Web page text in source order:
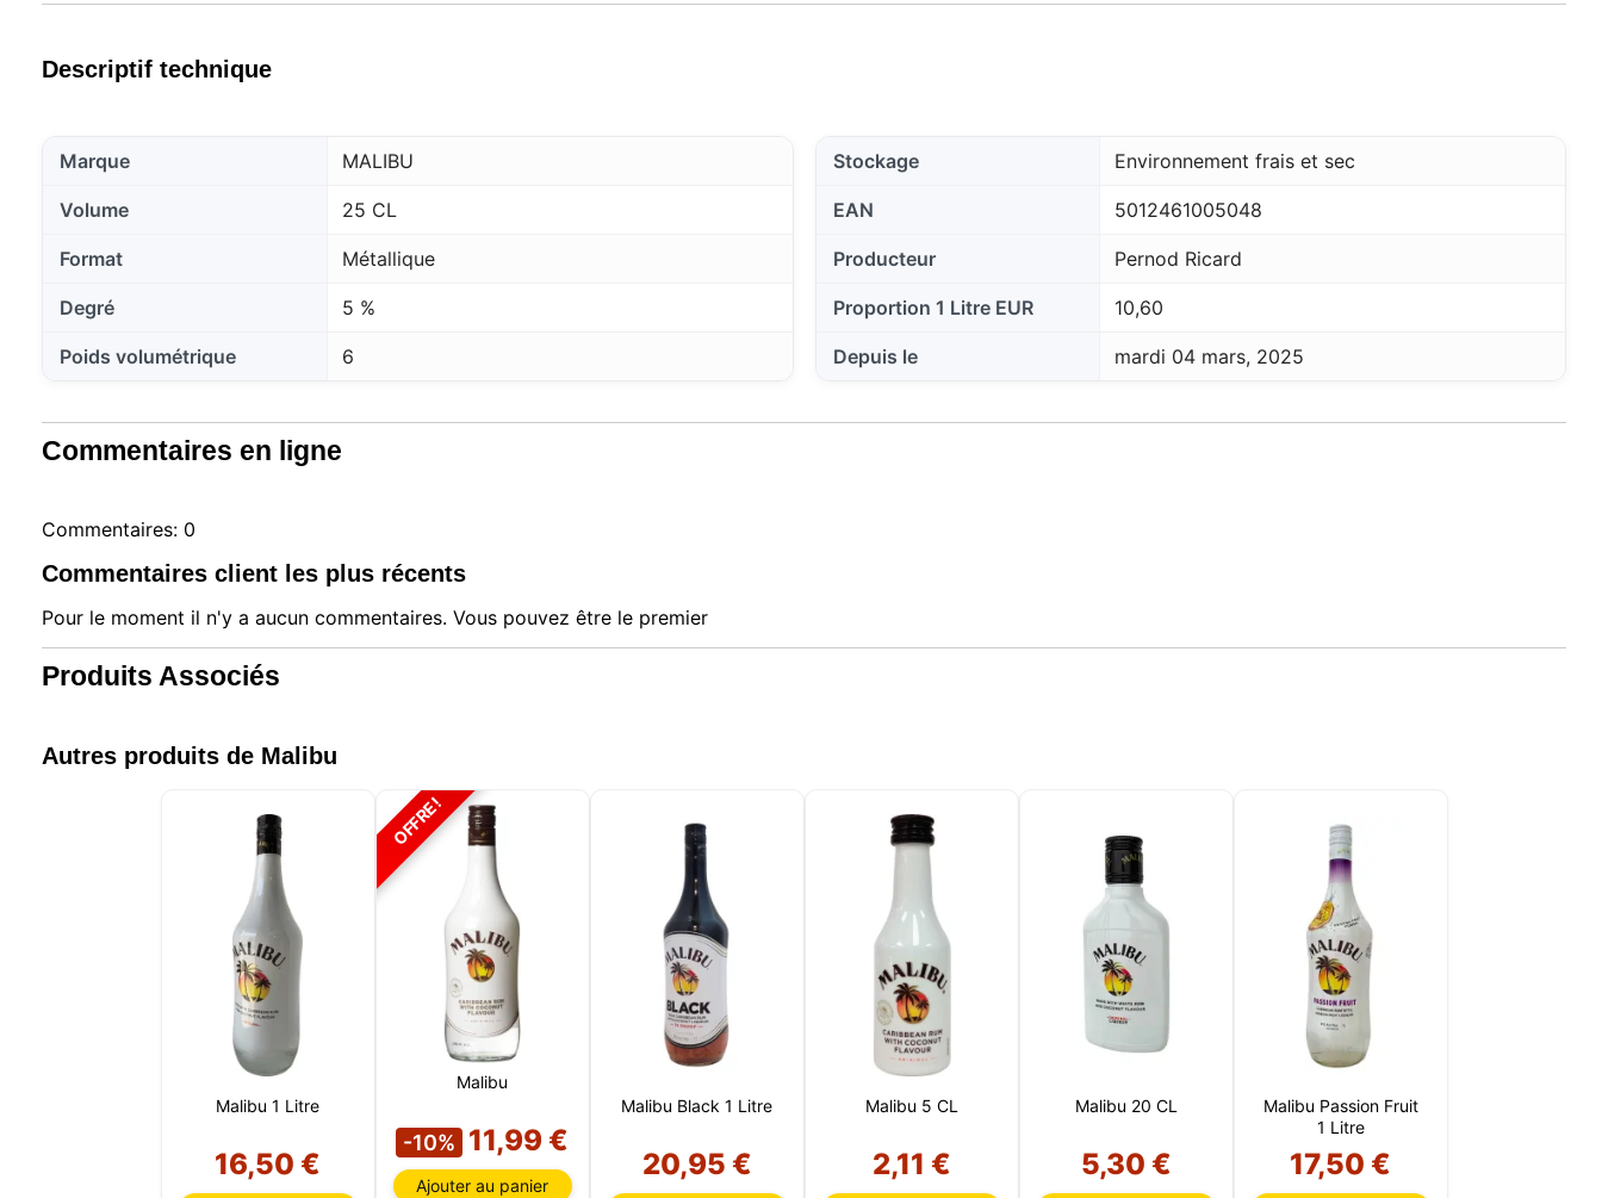
Descriptif technique
Marque MALIBU
Volume 25 CL
Format Métallique
Degré 5 %
Poids volumétrique 6
Stockage Environnement frais et sec
EAN 5012461005048
Producteur Pernod Ricard
Proportion 1 Litre EUR 10,60
Depuis le mardi 04 mars, 2025
Commentaires en ligne
Commentaires: 0
Commentaires client les plus récents
Pour le moment il n'y a aucun commentaires. Vous pouvez être le premier
Produits Associés
Autres produits de Malibu
Malibu 1 Litre
16,50 €
OFFRE!
Malibu
-10% 11,99 €
Ajouter au panier
Malibu Black 1 Litre
20,95 €
Malibu 5 CL
2,11 €
Malibu 20 CL
5,30 €
Malibu Passion Fruit
1 Litre
17,50 €